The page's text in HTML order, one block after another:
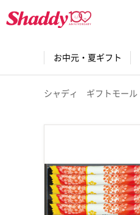
お中元・夏ギフト
シャディ ギフトモール